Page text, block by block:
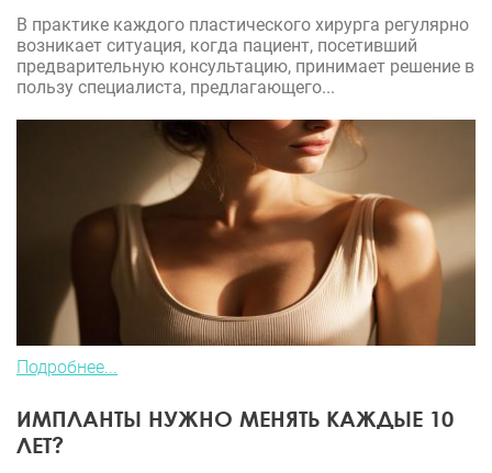
В практике каждого пластического хирурга регулярно
возникает ситуация, когда пациент, посетивший
предварительную консультацию, принимает решение в
пользу специалиста, предлагающего...
Подробнее...
ИМПЛАНТЫ НУЖНО МЕНЯТЬ КАЖДЫЕ 10
ЛЕТ?